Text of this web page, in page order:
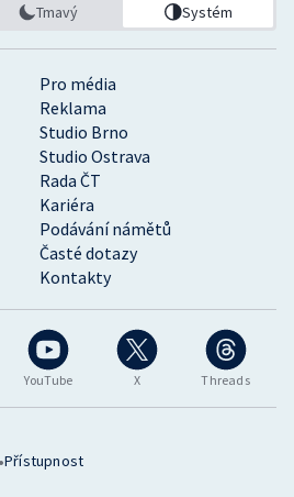
YouTube X Threads
Pro média
Reklama
Studio Brno
Studio Ostrava
Rada ČT
Kariéra
Podávání námětů
Časté dotazy
Kontakty
Tmavý Systém
Přístupnost